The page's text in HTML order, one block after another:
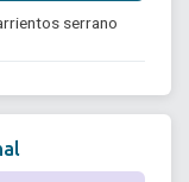
serrano